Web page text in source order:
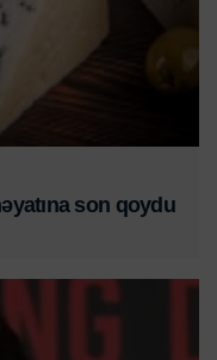
son qoydu